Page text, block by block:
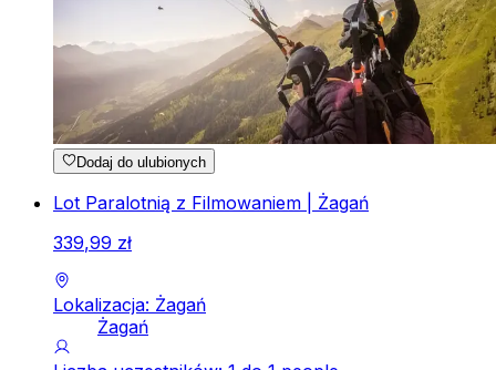
Dodaj do ulubionych
Lot Paralotnią z Filmowaniem | Żagań
339,99 zł
Lokalizacja: Żagań
Żagań